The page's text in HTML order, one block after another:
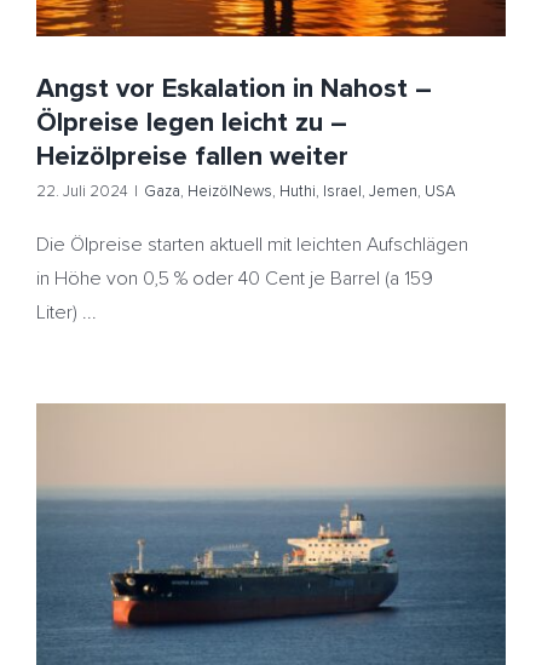
Angst vor Eskalation in Nahost –
Ölpreise legen leicht zu –
Heizölpreise fallen weiter
22. Juli 2024 | Gaza, HeizölNews, Huthi, Israel, Jemen, USA
Die Ölpreise starten aktuell mit leichten Aufschlägen
in Höhe von 0,5 % oder 40 Cent je Barrel (a 159
Liter) ...
Stabile Ölpreise trotz weiterer Eskalation – Kaum
Veränderungen beim Heizöl
HeizölNews Rotes Meer USA